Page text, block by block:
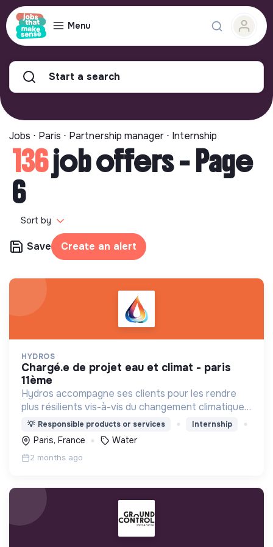
Menu
Start a search
Jobs ⋅ Paris ⋅ Partnership manager ⋅ Internship
136job offers - Page
6
Sort by
Save Create an alert
HYDROS
chargé.e de projet eau et climat - paris
11ème
Hydros accompagne ses clients pour les rendre
plus résilients vis-à-vis du changement climatique
et de la raréfaction de la ressource eau.
💡 Responsible products or services Internship
Paris, France Water
2 months ago